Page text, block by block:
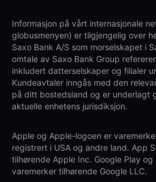
Informasjon på vårt internasjonale
globusmenyen) er tilgjengelig over
Saxo Bank A/S som morselskapet i
omtale av Saxo Bank Group
inkludert datterselskaper og filialer
Kundeavtaler inngås med den
på ditt bostedsland og er underlagt
aktuelle enhetens jurisdiksjon.
Apple og Apple-logoen er
registrert i USA og andre land. App
tilhørende Apple Inc. Google Play
varemerker tilhørende Google LLC.